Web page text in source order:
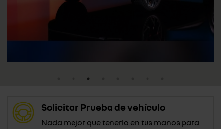
Solicitar Prueba de vehículo
Nada mejor que tenerlo en tus manos para